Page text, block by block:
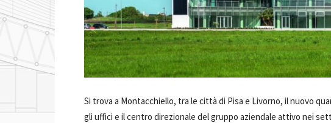
Si trova a Montacchiello, tra le città di Pisa e Livorno, il nuovo
gli uffici e il centro direzionale del gruppo aziendale attivo nei